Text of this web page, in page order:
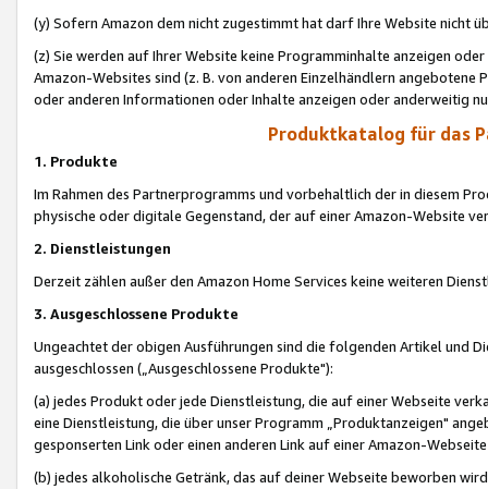
(y) Sofern Amazon dem nicht zugestimmt hat darf Ihre Website nicht
(z) Sie werden auf Ihrer Website keine Programminhalte anzeigen
Amazon-Websites sind (z. B. von anderen Einzelhändlern
oder anderen Informationen oder Inhalte anzeigen oder anderweitig
Produktkatalog für das
1. Produkte
Im Rahmen des Partnerprogramms und vorbehaltlich der in diesem
physische oder digitale Gegenstand, der auf einer Amazon-Website
2. Dienstleistungen
Derzeit zählen außer den Amazon Home Services keine weiteren
3. Ausgeschlossene Produkte
Ungeachtet der obigen Ausführungen sind die folgenden Artikel und
ausgeschlossen („Ausgeschlossene Produkte"):
(a) jedes Produkt oder jede Dienstleistung, die auf einer Webseite
eine Dienstleistung, die über unser Programm „Produktanzeigen"
gesponserten Link oder einen anderen Link auf einer Amazon-
(b) jedes alkoholische Getränk, das auf deiner Webseite beworben